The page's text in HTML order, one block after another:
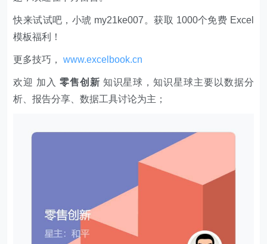
快来试试吧，小琥 my21ke007。获取 1000个免费 Excel
模板福利​​​​！
更多技巧，www.excelbook.cn
欢迎 加入 零售创新 知识星球，知识星球主要以数据分
析、报告分享、数据工具讨论为主；